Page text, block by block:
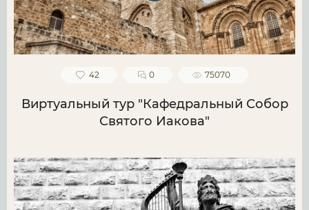
42 0 75070
Виртуальный тур "Кафедральный Собор
Святого Иакова"